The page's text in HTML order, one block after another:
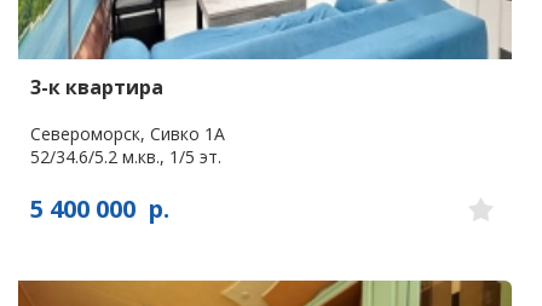
3-к квартира
Североморск, Сивко 1А
52/34.6/5.2 м.кв., 1/5 эт.
5 400 000 р.